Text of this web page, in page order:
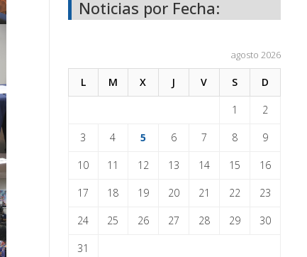
Noticias por Fecha:
agosto 2026
L M X J V S D
1 2
3 4 5 6 7 8 9
10 11 12 13 14 15 16
17 18 19 20 21 22 23
24 25 26 27 28 29 30
31